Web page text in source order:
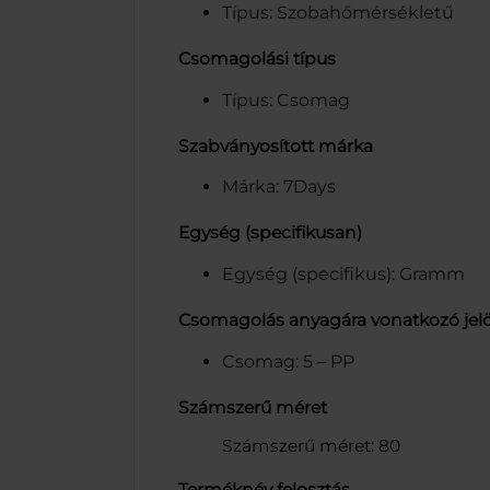
Típus: Szobahőmérsékletű
Csomagolási típus
Típus: Csomag
Szabványosított márka
Márka: 7Days
Egység (specifikusan)
Egység (specifikus): Gramm
Csomagolás anyagára vonatkozó
Csomag: 5 – PP
Számszerű méret
Számszerű méret: 80